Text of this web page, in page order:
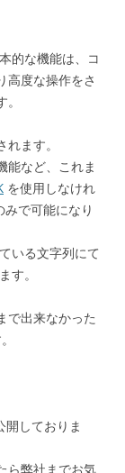
的な機能は、コ
高度な操作をさ
ます。
能など、これま
を使用しなけれ
で可能になり
いる文字列にて
す。
で出来なかった
開しておりま
ら弊社までお気